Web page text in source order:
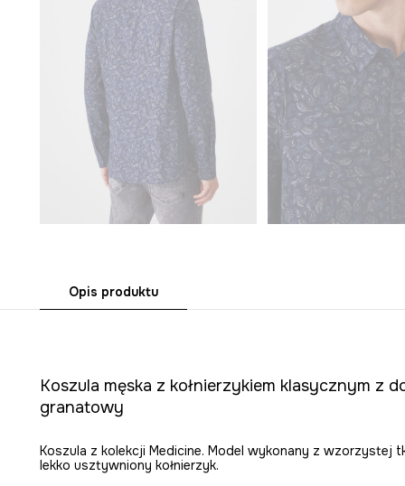
Opis produktu
Koszula męska z kołnierzykiem klasycznym z
granatowy
Koszula z kolekcji Medicine. Model wykonany z wzorzystej
lekko usztywniony kołnierzyk.